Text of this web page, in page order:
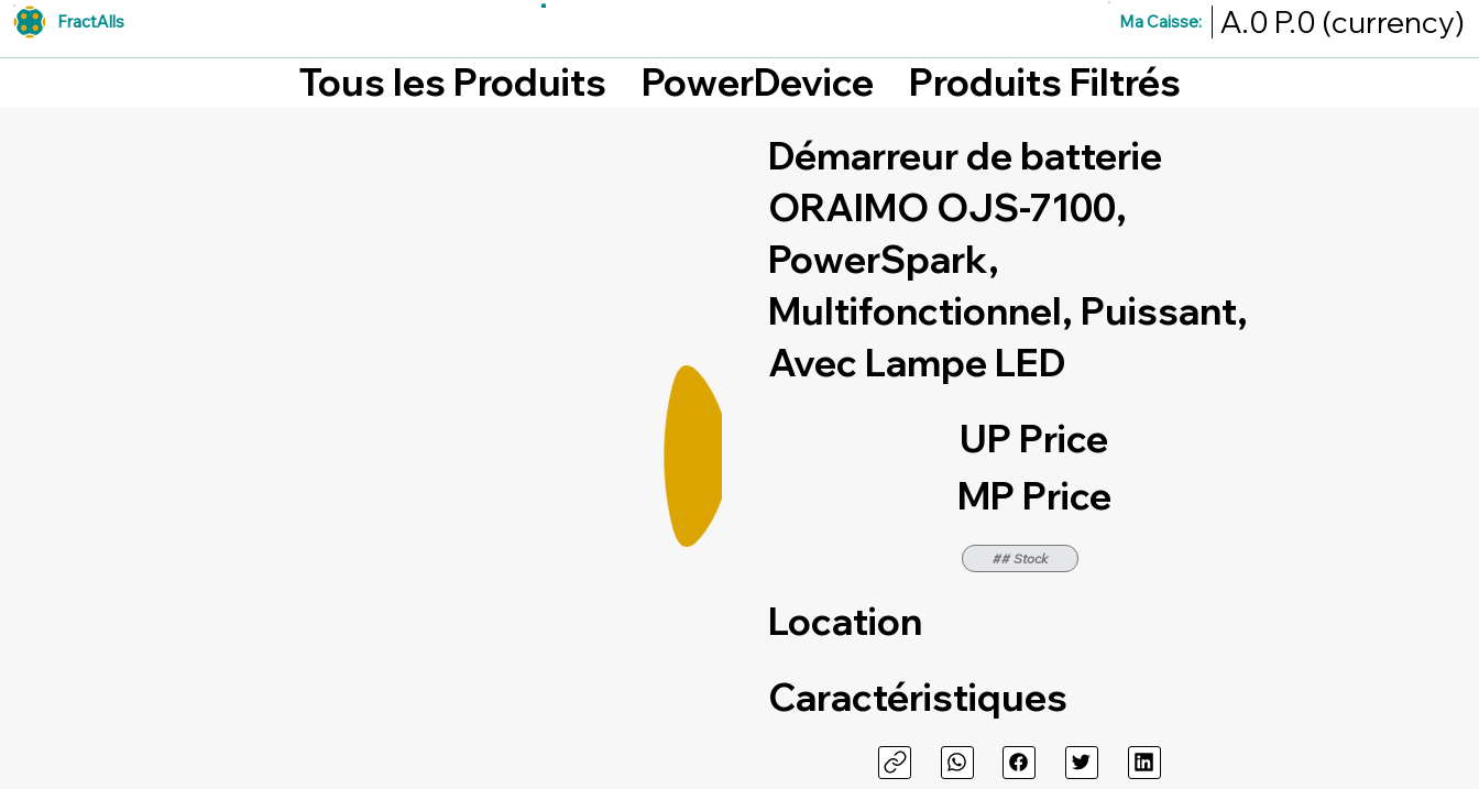
FractAlls Ma Caisse: A.0 P.0 (currency)
Tous les Produits PowerDevice
Produits Filtrés
Démarreur de batterie
ORAIMO OJS-7100,
PowerSpark,
Multifonctionnel, Puissant,
Avec Lampe LED
UP Price
MP Price
## Stock
Location
Caractéristiques